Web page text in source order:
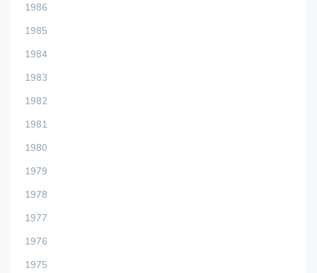
1986
1985
1984
1983
1982
1981
1980
1979
1978
1977
1976
1975